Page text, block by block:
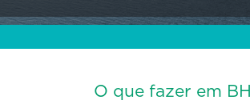
O que fazer em BH